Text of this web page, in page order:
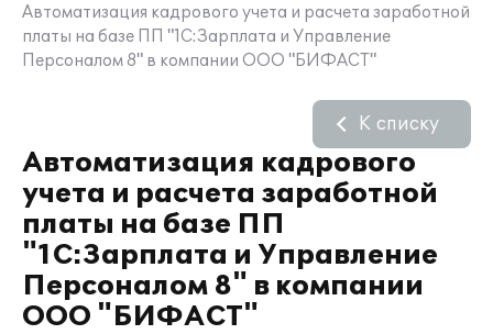
Автоматизация кадрового учета и расчета заработной
платы на базе ПП "1С:Зарплата и Управление
Персоналом 8" в компании ООО "БИФАСТ"
Автоматизация кадрового
учета и расчета заработной
платы на базе ПП
"1С:Зарплата и Управление
Персоналом 8" в компании
ООО "БИФАСТ"
К списку